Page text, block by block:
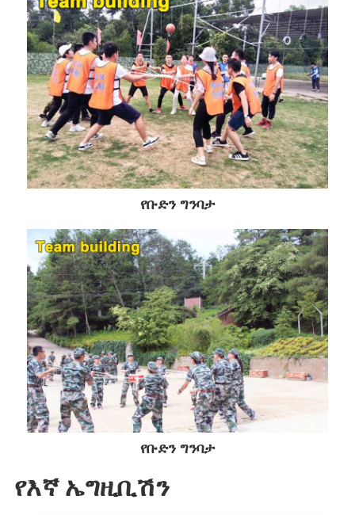
የቡድን ግንባታ
የቡድን ግንባታ
የእኛ ኤግዚቢሽን